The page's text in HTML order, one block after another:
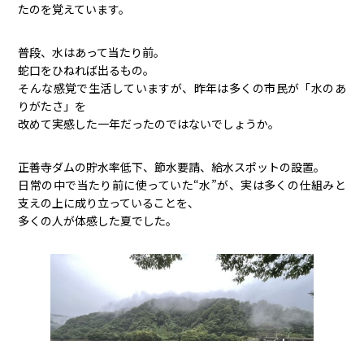
たのを覚えています。
普段、水はあって当たり前。
蛇口をひねれば出るもの。
そんな感覚で生活していますが、昨年は多くの市民が「水のあ
りがたさ」を
改めて実感した一年だったのではないでしょうか。
正善寺ダムの貯水率低下、節水要請、給水スポットの設置。
日常の中で当たり前に使っていた“水”が、実は多くの仕組みと
支えの上に成り立っていることを、
多くの人が体感した夏でした。